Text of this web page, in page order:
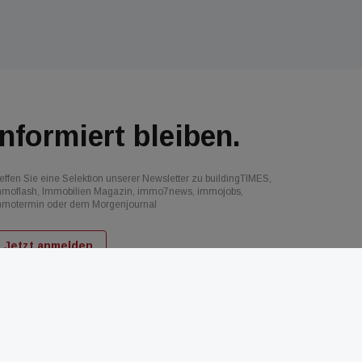
bleiben.
Sie eine Selektion unserer Newsletter zu buildingTIMES,
Immobilien Magazin, immo7news, immojobs,
oder dem Morgenjournal
Jetzt anmelden